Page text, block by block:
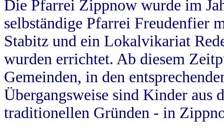
Die Pfarrei Zippnow wurde im
selbständige Pfarrei Freudenfier
Stabitz und ein Lokalvikariat
wurden errichtet. Ab diesem
Gemeinden, in den
Übergangsweise sind Kinder aus
traditionellen Gründen - in